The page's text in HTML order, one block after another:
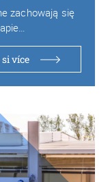
zachowają się
více